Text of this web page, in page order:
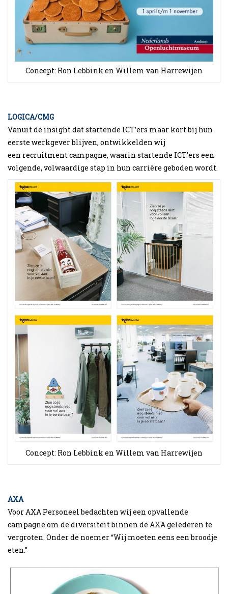
Concept: Ron Lebbink en Willem van Harrewijen
LOGICA/CMG
Vanuit de insight dat startende ICT’ers maar kort bij hun
eerste werkgever blijven, ontwikkelden wij
een recruitment campagne, waarin startende ICT’ers een
volgende, volwaardige stap in hun carrière geboden wordt.
Concept: Ron Lebbink en Willem van Harrewijen
AXA
Voor AXA Personeel bedachten wij een opvallende
campagne om de diversiteit binnen de AXA gelederen te
vergroten. Onder de noemer “Wij moeten eens een broodje
eten.”